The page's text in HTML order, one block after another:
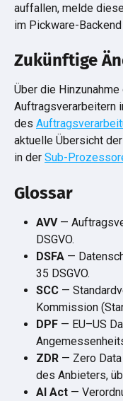
auffallen, melde
im Pickware-
Zukünftige
Über die
Auftragsverarbeitern
des
aktuelle Übersicht
in der Sub-
Glossar
AVV —
DSGVO.
DSFA —
35 DSGVO.
SCC —
Kommission
DPF — EU–US
ZDR — Zero
des Anbieters,
AI Act —